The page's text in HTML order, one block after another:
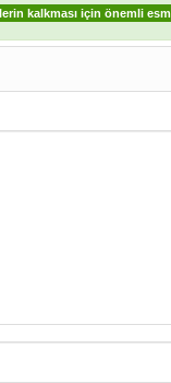
kalkması için önemli